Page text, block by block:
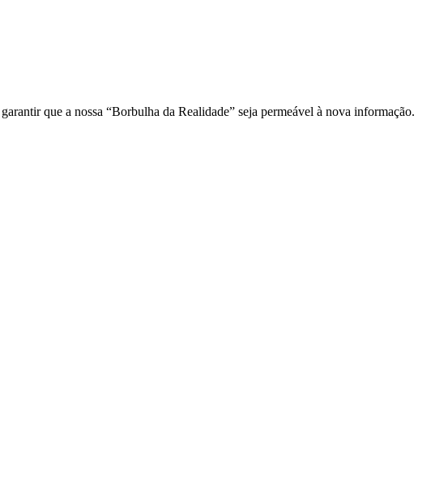
que a nossa “Borbulha da Realidade” seja permeável à nova informação.